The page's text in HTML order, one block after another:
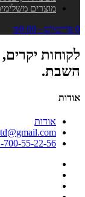
מוצרים
0 פריט\ים - ₪0.00
לקוחות
השבת.
אודות
אודות
700-55-22-56